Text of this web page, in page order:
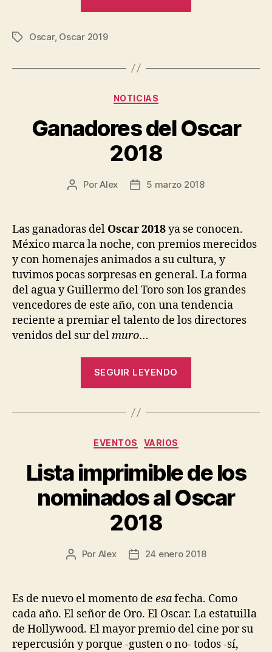
Etiquetas
Oscar, Oscar 2019
Categorías
NOTICIAS
Ganadores del Oscar
2018
Autor
entrada
PorAlex
Fecha
entrada
5 marzo 2018
Las ganadoras del Oscar 2018ya se conocen.
México marca la noche, con premios merecidos
y con homenajes animados a su cultura, y
tuvimos pocas sorpresas en general. La forma
del agua y Guillermo del Toro son los grandes
vencedores de este año, con una tendencia
reciente a premiar el talento de los directores
venidos del sur delmuro…
SEGUIR LEYENDO
2018»
Categorías
EVENTOS VARIOS
Lista imprimible de los
nominados al Oscar
2018
Autor
entrada
Por Alex
Fecha
entrada
24 enero 2018
Es de nuevo el momento de esafecha. Como
cada año. El señor de Oro. El Oscar. La estatuilla
de Hollywood. El mayor premio del cine por su
repercusión y porque -gusten o no- todos -sí,